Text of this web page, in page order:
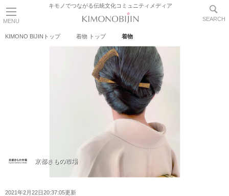
MENU
キモノでつながる伝統文化コミュニティメディア
SEARCH
KIMONO BIJINトップ 着物 トップ 着物
京都きもの市場
2021年2月22日20:37:05更新